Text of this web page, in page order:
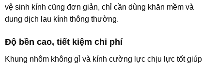
vệ sinh kính cũng đơn giản, chỉ cần dùng khăn mềm và
dung dịch lau kính thông thường.
Độ bền cao, tiết kiệm chi phí
Khung nhôm không gỉ và kính cường lực chịu lực tốt giúp